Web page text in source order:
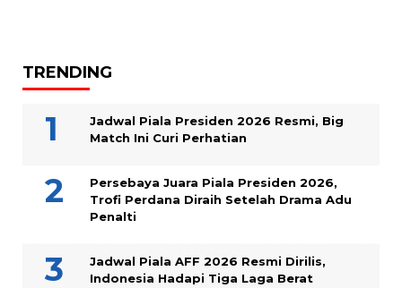
TRENDING
Jadwal Piala Presiden 2026 Resmi, Big
Match Ini Curi Perhatian
Persebaya Juara Piala Presiden 2026,
Trofi Perdana Diraih Setelah Drama Adu
Penalti
Jadwal Piala AFF 2026 Resmi Dirilis,
Indonesia Hadapi Tiga Laga Berat